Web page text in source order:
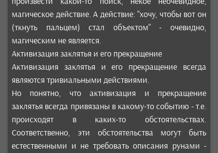
магическое действие. А действие: "хочу, чтобы вот он
(ткнуть пальцем) стал объектом" - очевидно,
магическим не является.
Активизация заклятья и его прекращение
Активизация заклятья и его прекращение всегда
являются тривиальными действиями.
Но понятно, что активизация и прекращение
заклятья всегда привязаны в какому-то событию - т.е.
происходят в каких-то обстоятельствах.
Соответственно, эти обстоятельства могут быть
естественными и не требовать описания рунами -